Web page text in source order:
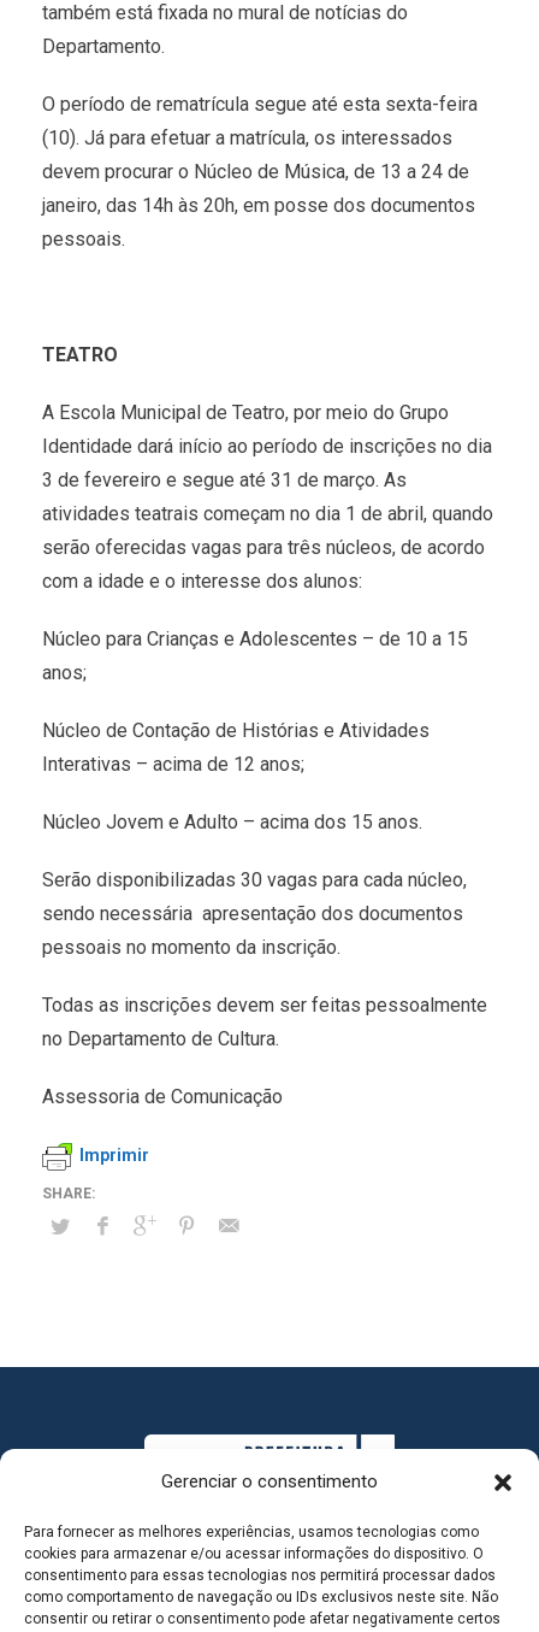
Gerenciar o consentimento
Para fornecer as melhores experiências, usamos tecnologias como
cookies para armazenar e/ou acessar informações do dispositivo. O
consentimento para essas tecnologias nos permitirá processar dados
como comportamento de navegação ou IDs exclusivos neste site. Não
consentir ou retirar o consentimento pode afetar negativamente certos
também está fixada no mural de notícias do
Departamento.
O período de rematrícula segue até esta sexta-feira
(10). Já para efetuar a matrícula, os interessados
devem procurar o Núcleo de Música, de 13 a 24 de
janeiro, das 14h às 20h, em posse dos documentos
pessoais.
TEATRO
A Escola Municipal de Teatro, por meio do Grupo
Identidade dará início ao período de inscrições no dia
3 de fevereiro e segue até 31 de março. As
atividades teatrais começam no dia 1 de abril, quando
serão oferecidas vagas para três núcleos, de acordo
com a idade e o interesse dos alunos:
Núcleo para Crianças e Adolescentes – de 10 a 15
anos;
Núcleo de Contação de Histórias e Atividades
Interativas – acima de 12 anos;
Núcleo Jovem e Adulto – acima dos 15 anos.
Serão disponibilizadas 30 vagas para cada núcleo,
sendo necessária apresentação dos documentos
pessoais no momento da inscrição.
Todas as inscrições devem ser feitas pessoalmente
no Departamento de Cultura.
Assessoria de Comunicação
Imprimir
MAPA DO SITE